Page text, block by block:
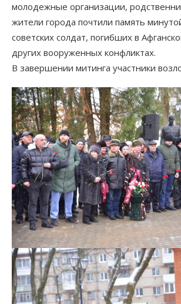
молодежные организации,
жители города почтили память
советских солдат, погибших в
других вооруженных конфликтах.
В завершении митинга участники